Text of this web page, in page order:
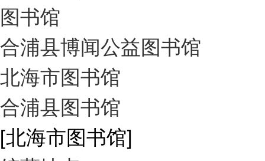
图书馆
合浦县博闻公益图书馆
北海市图书馆
合浦县图书馆
[北海市图书馆]